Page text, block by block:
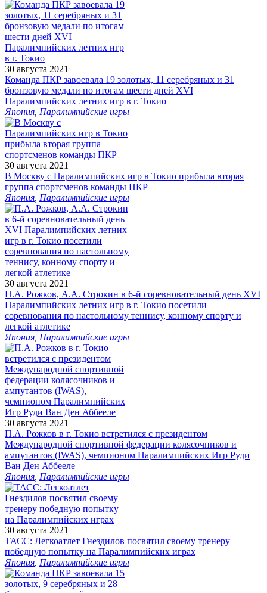
30 августа 2021
Команда ПКР завоевала 19 золотых, 11 серебряных и 31
бронзовую медали по итогам шести дней XVI
Паралимпийских летних игр в г. Токио
Япония Паралимпийские игры
30 августа 2021
В Москву с Паралимпийских игр в Токио прибыла вторая
группа спортсменов команды ПКР
Япония Паралимпийские игры
30 августа 2021
П.А. Рожков, А.А. Строкин в 6-й соревновательный день XVI
Паралимпийских летних игр в г. Токио посетили
соревнования по настольному теннису, конному спорту и
легкой атлетике
Япония Паралимпийские игры
30 августа 2021
П.А. Рожков в г. Токио встретился с президентом
Международной спортивной федерации колясочников и
ампутантов (IWAS), чемпионом Паралимпийских Игр Руди
Ван Ден Аббееле
Япония Паралимпийские игры
30 августа 2021
ТАСС: Легкоатлет Гнездилов посвятил своему тренеру
победную попытку на Паралимпийских играх
Япония Паралимпийские игры